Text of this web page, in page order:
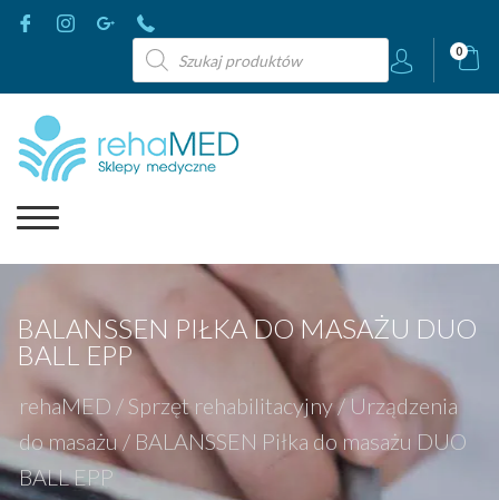
Wyszukiwarka
produktów
0
BALANSSEN PIŁKA DO MASAŻU DUO
BALL EPP
rehaMED / Sprzęt rehabilitacyjny / Urządzenia
do masażu / BALANSSEN Piłka do masażu DUO
BALL EPP